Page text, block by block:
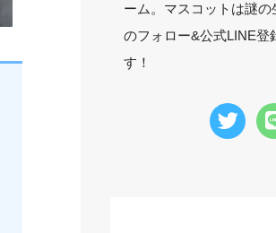
ーム。マスコットは謎
のフォロー&公式LINE登
す！